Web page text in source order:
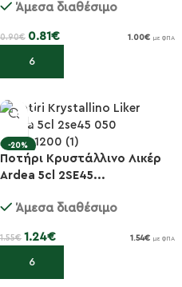
Άμεσα διαθέσιμο
0.90€ 0.81 € 1.00€ με ΦΠΑ
Προσθήκη στο καλάθι
-20%
Ποτήρι Κρυστάλλινο Λικέρ
Ardea 5cl 2SE45...
Άμεσα διαθέσιμο
1.55€ 1.24€ 1.54€ με ΦΠΑ
Προσθήκη στο καλάθι